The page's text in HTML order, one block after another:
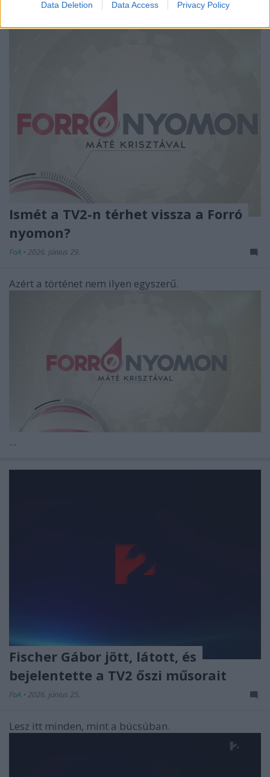
Data Deletion Data Access Privacy Policy
Ismét a TV2-n térhet vissza a Forró
nyomon?
FoA • 2026. június 29.
Azért a történet nem ilyen egyszerű.
...
Fischer Gábor jött, látott, és
bejelentette a TV2 őszi műsorait
FoA • 2026. június 25.
Lesz itt minden, mint a búcsúban.